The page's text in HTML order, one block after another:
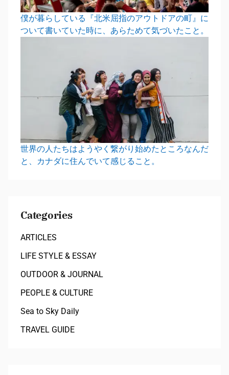
僕が暮らしている『北米屈指のアウトドアの町』に
ついて書いていた時に、あらためて気づいたこと。
世界の人たちはようやく繋がり始めたところなんだ
と、カナダに住んでいて感じること。
Categories
ARTICLES
LIFE STYLE & ESSAY
OUTDOOR & JOURNAL
PEOPLE & CULTURE
Sea to Sky Daily
TRAVEL GUIDE